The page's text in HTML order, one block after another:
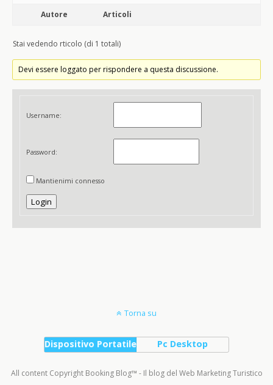
Autore Articoli
Stai vedendo rticolo (di 1 totali)
Devi essere loggato per rispondere a questa discussione.
Username:
Password:
Mantienimi connesso
Login
Torna su
Dispositivo Portatile Pc Desktop
All content Copyright Booking Blog™ - Il blog del Web Marketing Turistico